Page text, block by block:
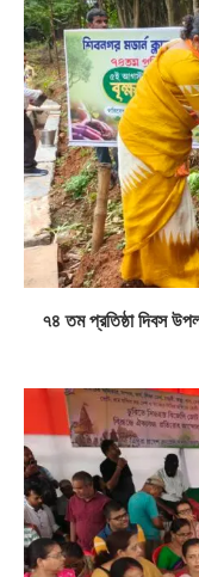
৭৪ তম প্রতিষ্ঠা দিবস